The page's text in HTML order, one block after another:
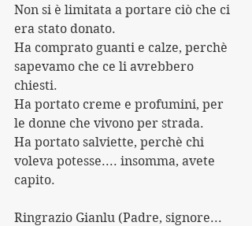
Non si è limitata a portare ciò che ci
era stato donato.
Ha comprato guanti e calze, perchè
sapevamo che ce li avrebbero
chiesti.
Ha portato creme e profumini, per
le donne che vivono per strada.
Ha portato salviette, perchè chi
voleva potesse.... insomma, avete
capito.
Ringrazio Gianlu (Padre, signore...